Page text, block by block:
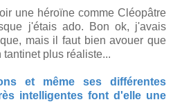
une héroïne comme Cléopâtre
j'étais ado. Bon ok, j'avais
mais il faut bien avouer que
tantinet plus réaliste...
et même ses différentes
intelligentes font d'elle une